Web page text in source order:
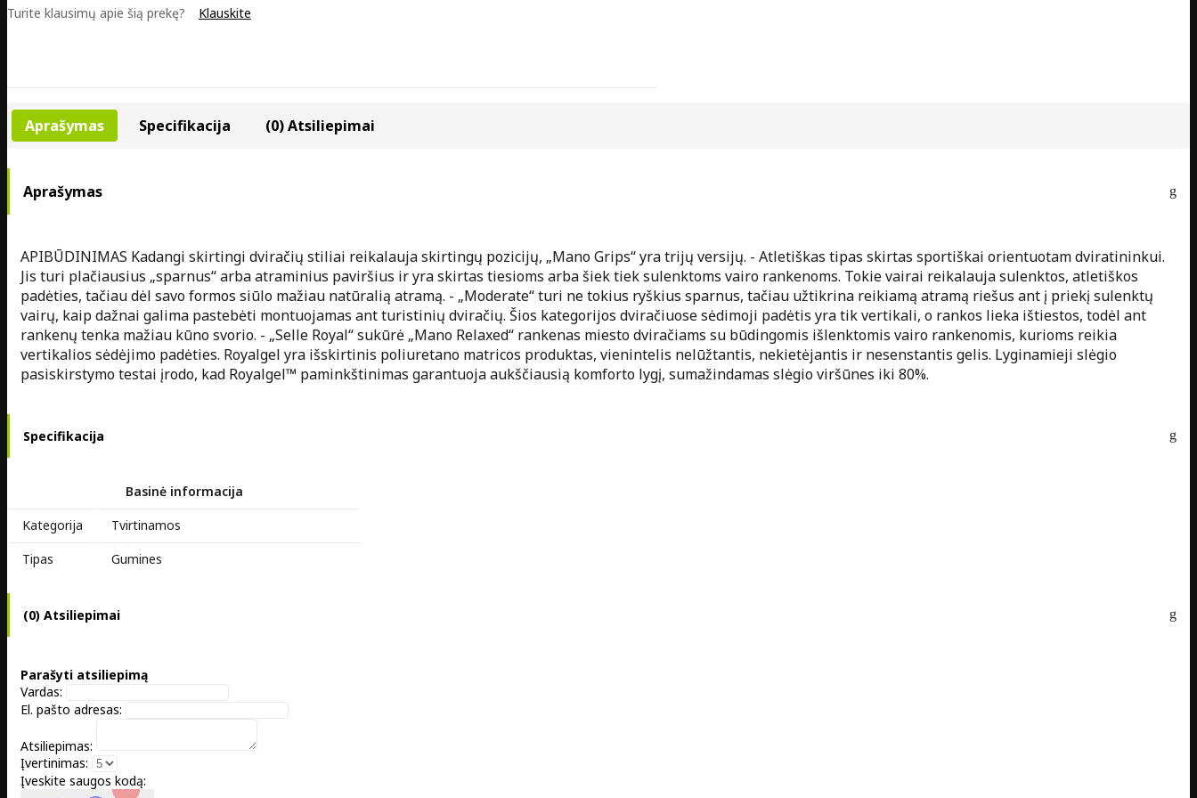
Turite klausimų apie šią prekę? Klauskite
Aprašymas Specifikacija (0) Atsiliepimai
Aprašymas
APIBŪDINIMAS Kadangi skirtingi dviračių stiliai reikalauja skirtingų pozicijų, „Mano Grips“ yra trijų versijų. - Atletiškas tipas skirtas sportiškai orientuotam dviratininkui.
Jis turi plačiausius „sparnus“ arba atraminius paviršius ir yra skirtas tiesioms arba šiek tiek sulenktoms vairo rankenoms. Tokie vairai reikalauja sulenktos, atletiškos
padėties, tačiau dėl savo formos siūlo mažiau natūralią atramą. - „Moderate“ turi ne tokius ryškius sparnus, tačiau užtikrina reikiamą atramą riešus ant į priekį sulenktų
vairų, kaip dažnai galima pastebėti montuojamas ant turistinių dviračių. Šios kategorijos dviračiuose sėdimoji padėtis yra tik vertikali, o rankos lieka ištiestos, todėl ant
rankenų tenka mažiau kūno svorio. - „Selle Royal“ sukūrė „Mano Relaxed“ rankenas miesto dviračiams su būdingomis išlenktomis vairo rankenomis, kurioms reikia
vertikalios sėdėjimo padėties. Royalgel yra išskirtinis poliuretano matricos produktas, vienintelis nelūžtantis, nekietėjantis ir nesenstantis gelis. Lyginamieji slėgio
pasiskirstymo testai įrodo, kad Royalgel™ paminkštinimas garantuoja aukščiausią komforto lygį, sumažindamas slėgio viršūnes iki 80%.
Specifikacija
Basinė informacija
Kategorija
Tvirtinamos
Tipas
Gumines
(0) Atsiliepimai
Parašyti atsiliepimą
Vardas:
El. pašto adresas:
Atsiliepimas:
Įvertinimas:
Įveskite saugos kodą: